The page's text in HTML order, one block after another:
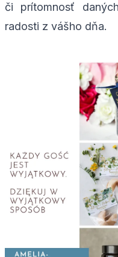
či prítomnosť
radosti z vášho dňa.